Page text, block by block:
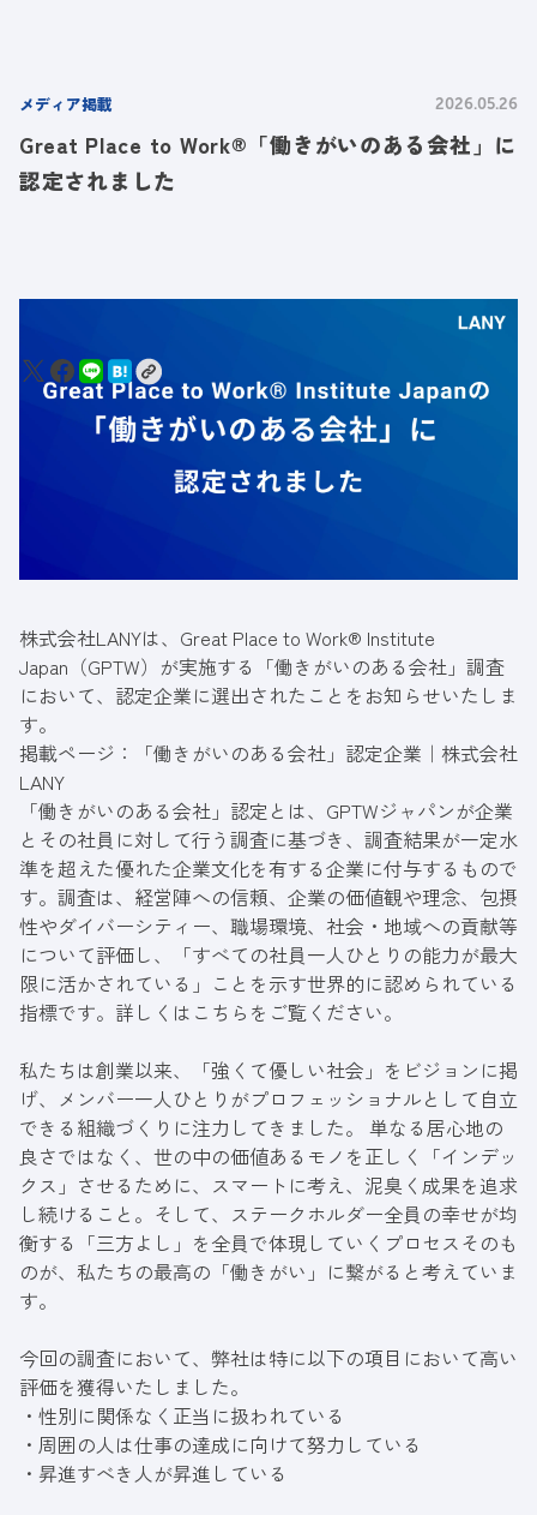
メディア掲載 2026.05.26
Great Place to Work®「働きがいのある会社」に
認定されました
株式会社LANYは、Great Place to Work® Institute
Japan（GPTW）が実施する「働きがいのある会社」調査
において、認定企業に選出されたことをお知らせいたしま
す。
掲載ページ：
「働きがいのある会社」認定企業｜株式会社
LANY
「働きがいのある会社」認定とは、GPTWジャパンが企業
とその社員に対して行う調査に基づき、調査結果が一定水
準を超えた優れた企業文化を有する企業に付与するもので
す。調査は、経営陣への信頼、企業の価値観や理念、包摂
性やダイバーシティー、職場環境、社会・地域への貢献等
について評価し、「すべての社員一人ひとりの能力が最大
限に活かされている」ことを示す世界的に認められている
指標です。詳しくは こちら をご覧ください。
私たちは創業以来、「強くて優しい社会」をビジョンに掲
げ、メンバー一人ひとりがプロフェッショナルとして自立
できる組織づくりに注力してきました。 単なる居心地の
良さではなく、世の中の価値あるモノを正しく「インデッ
クス」させるために、スマートに考え、泥臭く成果を追求
し続けること。そして、ステークホルダー全員の幸せが均
衡する「三方よし」を全員で体現していくプロセスそのも
のが、私たちの最高の「働きがい」に繋がると考えていま
す。
今回の調査において、弊社は特に以下の項目において高い
評価を獲得いたしました。
・性別に関係なく正当に扱われている
・周囲の人は仕事の達成に向けて努力している
・昇進すべき人が昇進している